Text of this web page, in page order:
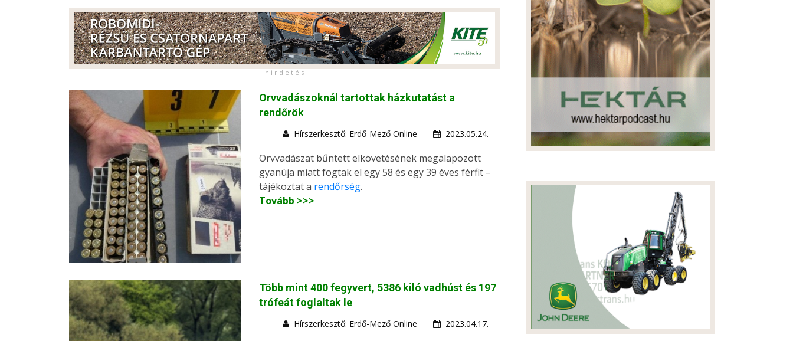
h i r d e t é s
Orvvadászoknál tartottak házkutatást a
rendőrök
Hírszerkesztő: Erdő-Mező Online 2023.05.24.
Orvvadászat bűntett elkövetésének megalapozott
gyanúja miatt fogtak el egy 58 és egy 39 éves férfit –
tájékoztat a rendőrség.
Tovább >>>
Több mint 400 fegyvert, 5386 kiló vadhúst és 197
trófeát foglaltak le
Hírszerkesztő: Erdő-Mező Online 2023.04.17.